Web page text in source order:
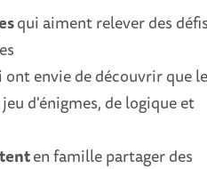
qui aiment relever des
ont envie de découvrir que
d'énigmes, de logique et
en famille partager des